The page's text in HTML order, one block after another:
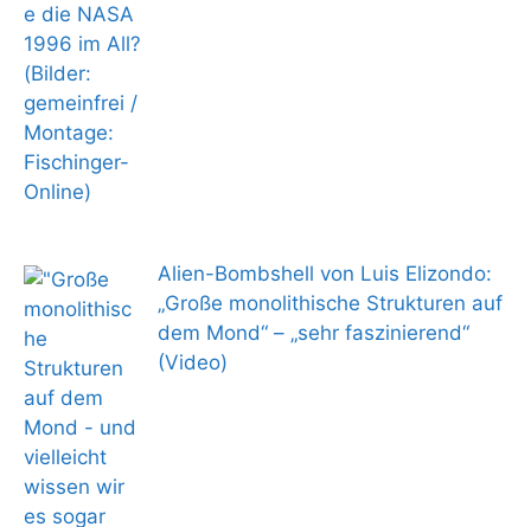
Alien-Bombshell von Luis Elizondo:
„Große monolithische Strukturen auf
dem Mond“ – „sehr faszinierend“
(Video)